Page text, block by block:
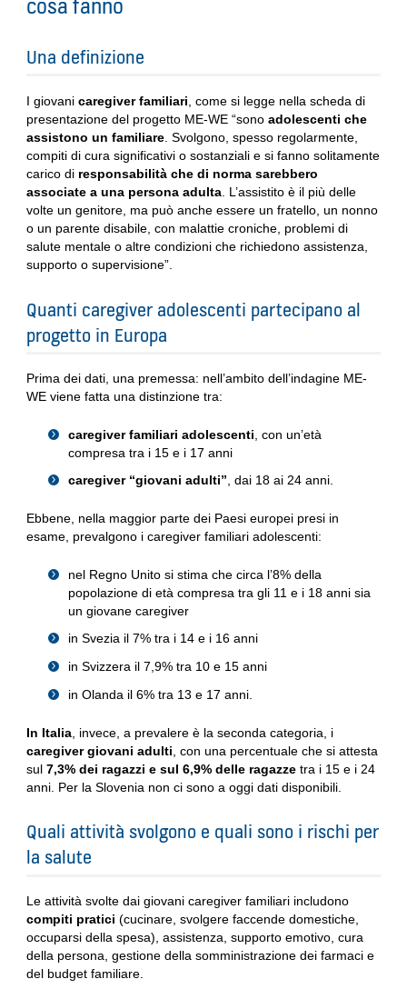
cosa fanno
Una definizione
I giovanicaregiver familiari , come si legge nella scheda di
presentazione del progetto ME-WE “sono adolescenti che
assistono un familiare. Svolgono, spesso regolarmente,
compiti di cura significativi o sostanziali e si fanno solitamente
carico di responsabilità che di norma sarebbero
associate a una persona adulta. L’assistito è il più delle
volte un genitore, ma può anche essere un fratello, un nonno
o un parente disabile, con malattie croniche, problemi di
salute mentale o altre condizioni che richiedono assistenza,
supporto o supervisione”.
Quanti caregiver adolescenti partecipano al
progetto in Europa
Prima dei dati, una premessa: nell’ambito dell’indagine ME-
WE viene fatta una distinzione tra:
caregiver familiari adolescenti , con un’età
compresa tra i 15 e i 17 anni
caregiver “giovani adulti”, dai 18 ai 24 anni.
Ebbene, nella maggior parte dei Paesi europei presi in
esame, prevalgono i caregiver familiari adolescenti:
nel Regno Unito si stima che circa l’8% della
popolazione di età compresa tra gli 11 e i 18 anni sia
un giovane caregiver
in Svezia il 7% tra i 14 e i 16 anni
in Svizzera il 7,9% tra 10 e 15 anni
in Olanda il 6% tra 13 e 17 anni.
In Italia, invece, a prevalere è la seconda categoria, i
caregiver giovani adulti , con una percentuale che si attesta
sul 7,3% dei ragazzi e sul 6,9% delle ragazzetra i 15 e i 24
anni. Per la Slovenia non ci sono a oggi dati disponibili.
Quali attività svolgono e quali sono i rischi per
la salute
Le attività svolte dai giovani caregiver familiari includono
compiti pratici (cucinare, svolgere faccende domestiche,
occuparsi della spesa), assistenza, supporto emotivo, cura
della persona, gestione della somministrazione dei farmaci e
del budget familiare.